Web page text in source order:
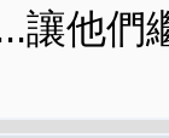
讓他們